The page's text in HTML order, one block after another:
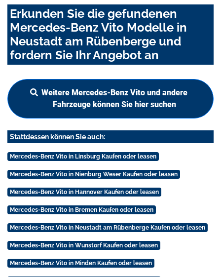
Erkunden Sie die gefundenen
Mercedes-Benz Vito Modelle in
Neustadt am Rübenberge und
fordern Sie Ihr Angebot an
Weitere Mercedes-Benz Vito und andere
Fahrzeuge können Sie hier suchen
Stattdessen können Sie auch:
Mercedes-Benz Vito in Linsburg Kaufen oder leasen
Mercedes-Benz Vito in Nienburg Weser Kaufen oder leasen
Mercedes-Benz Vito in Hannover Kaufen oder leasen
Mercedes-Benz Vito in Bremen Kaufen oder leasen
Mercedes-Benz Vito in Neustadt am Rübenberge Kaufen oder leasen
Mercedes-Benz Vito in Wunstorf Kaufen oder leasen
Mercedes-Benz Vito in Minden Kaufen oder leasen